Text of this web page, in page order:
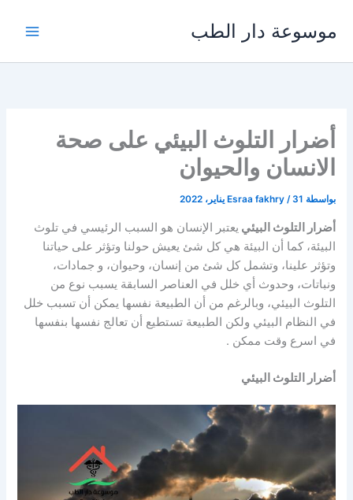
المحتوى
موسوعة دار الطب
أضرار التلوث البيئي على صحة
الانسان والحيوان
بواسطة Esraa fakhry /31 يناير، 2022
أضرار التلوث البيئي يعتبر الإنسان هو السبب الرئيسي في تلوث
البيئة، كما أن البيئة هي كل شئ يعيش حولنا وتؤثر على حياتنا
وتؤثر علينا، وتشمل كل شئ من إنسان، وحيوان، و جمادات،
ونباتات، وحدوث أي خلل في العناصر السابقة يسبب نوع من
التلوث البيئي، وبالرغم من أن الطبيعة نفسها يمكن أن تسبب خلل
في النظام البيئي ولكن الطبيعة تستطيع أن تعالج نفسها بنفسها
في اسرع وقت ممكن .
أضرار التلوث البيئي